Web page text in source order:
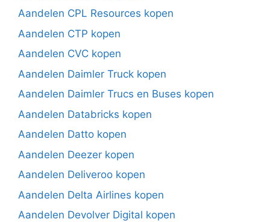
Aandelen CPL Resources kopen
Aandelen CTP kopen
Aandelen CVC kopen
Aandelen Daimler Truck kopen
Aandelen Daimler Trucs en Buses kopen
Aandelen Databricks kopen
Aandelen Datto kopen
Aandelen Deezer kopen
Aandelen Deliveroo kopen
Aandelen Delta Airlines kopen
Aandelen Devolver Digital kopen